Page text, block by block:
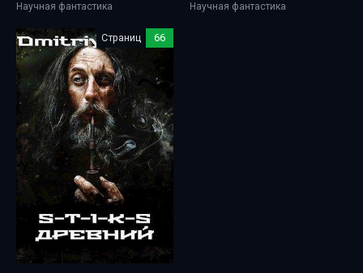
Научная фантастика Научная фантастика
Страниц 66